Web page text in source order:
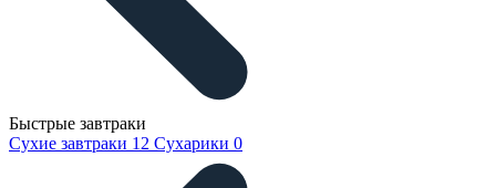
Быстрые завтраки
Сухие завтраки 12 Сухарики 0